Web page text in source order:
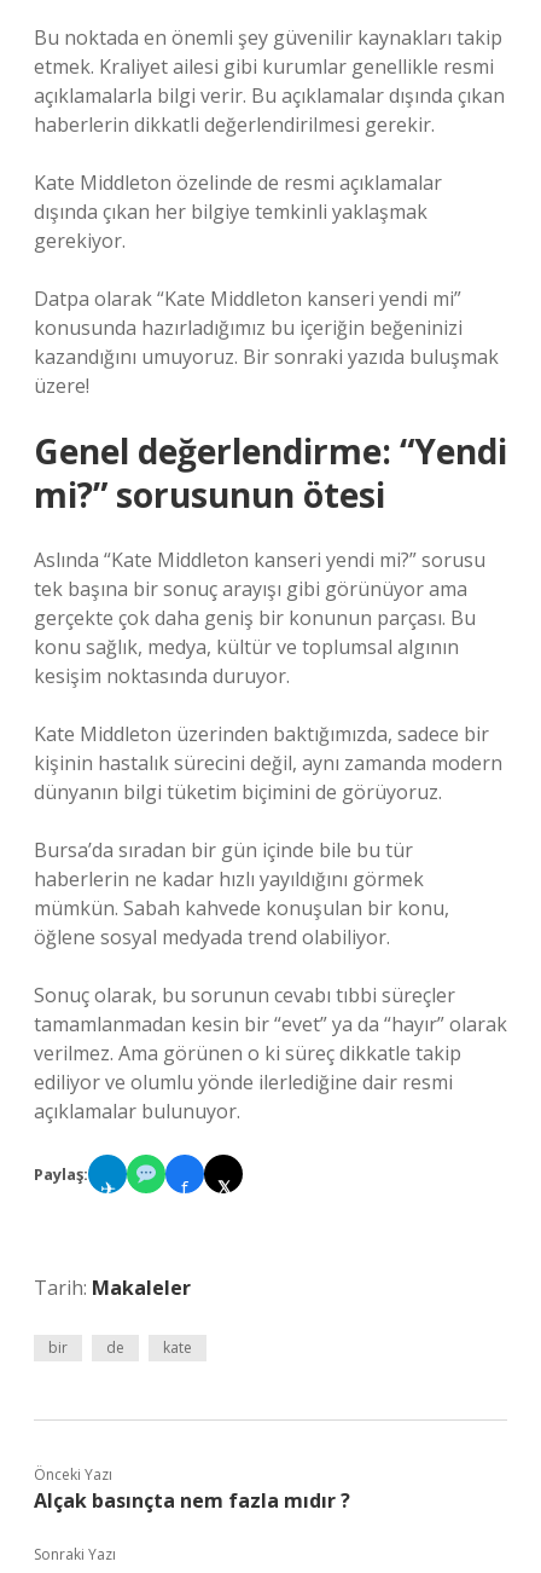
Bu noktada en önemli şey güvenilir kaynakları takip
etmek. Kraliyet ailesi gibi kurumlar genellikle resmi
açıklamalarla bilgi verir. Bu açıklamalar dışında çıkan
haberlerin dikkatli değerlendirilmesi gerekir.
Kate Middleton özelinde de resmi açıklamalar
dışında çıkan her bilgiye temkinli yaklaşmak
gerekiyor.
Datpa olarak “Kate Middleton kanseri yendi mi”
konusunda hazırladığımız bu içeriğin beğeninizi
kazandığını umuyoruz. Bir sonraki yazıda buluşmak
üzere!
Genel değerlendirme: “Yendi
mi?” sorusunun ötesi
Aslında “Kate Middleton kanseri yendi mi?” sorusu
tek başına bir sonuç arayışı gibi görünüyor ama
gerçekte çok daha geniş bir konunun parçası. Bu
konu sağlık, medya, kültür ve toplumsal algının
kesişim noktasında duruyor.
Kate Middleton üzerinden baktığımızda, sadece bir
kişinin hastalık sürecini değil, aynı zamanda modern
dünyanın bilgi tüketim biçimini de görüyoruz.
Bursa’da sıradan bir gün içinde bile bu tür
haberlerin ne kadar hızlı yayıldığını görmek
mümkün. Sabah kahvede konuşulan bir konu,
öğlene sosyal medyada trend olabiliyor.
Sonuç olarak, bu sorunun cevabı tıbbi süreçler
tamamlanmadan kesin bir “evet” ya da “hayır” olarak
verilmez. Ama görünen o ki süreç dikkatle takip
ediliyor ve olumlu yönde ilerlediğine dair resmi
açıklamalar bulunuyor.
Paylaş:
✈ f 𝕏
Tarih: Makaleler
bir de kate
Önceki Yazı
Alçak basınçta nem fazla mıdır ?
Sonraki Yazı